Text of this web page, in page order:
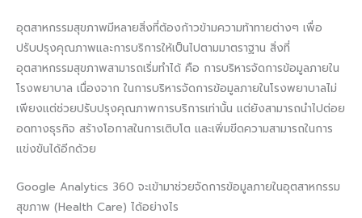
อุตสาหกรรมสุขภาพมีหลายสิ่งที่ต้องก้าวข้ามความท้าทายต่างๆ เพื่อ
ปรับปรุงคุณภาพและการบริการให้เป็นไปตามมาตราฐาน สิ่งที่
อุตสาหกรรมสุขภาพสามารถเริ่มทำได้ คือ การบริหารจัดการข้อมูลภายใน
โรงพยาบาล เนื่องจาก ในการบริหารจัดการข้อมูลภายในโรงพยาบาลไม่
เพียงแต่ช่วยปรับปรุงคุณภาพการบริการเท่านั้น แต่ยังสามารถนำไปต่อย
อดทางธุรกิจ สร้างโอกาสในการเติบโต และเพิ่มขีดความสามารถในการ
แข่งขันได้อีกด้วย
Google Analytics 360 จะเข้ามาช่วยจัดการข้อมูลภายในอุตสาหกรรม
สุขภาพ (Health Care) ได้อย่างไร